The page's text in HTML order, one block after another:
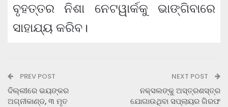
ବୃହତ୍ତର ନିଶା ନେଟୱାର୍କକୁ ଭାଙ୍ଗିବାରେ
ସାହାଯ୍ୟ କରିବ।
PREV POST
ଦିଲ୍ଲୀରେ ଭୟଙ୍କର
ଅଗ୍ନୀକାଣ୍ଡ, ୩ ମୃତ
NEXT POST
ନକ୍ସଲଙ୍କୁ ଅସ୍ତ୍ରଶସ୍ତ୍ର
ଯୋଗାଉଥିବା ସପ୍ଲାୟର ଗିରଫ